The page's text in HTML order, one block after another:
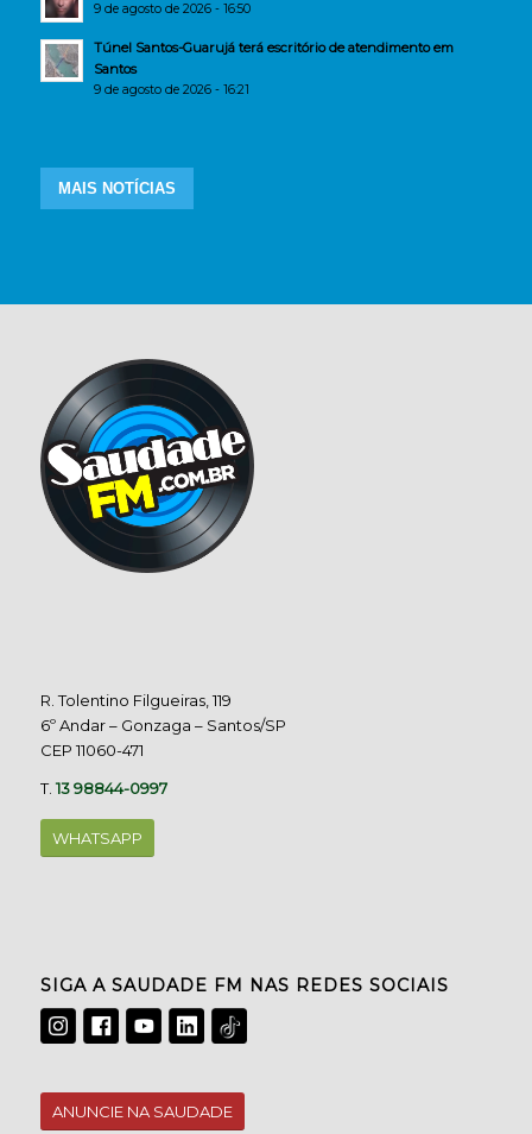
9 de agosto de 2026 - 16:50
Túnel Santos-Guarujá terá escritório de atendimento em
Santos
9 de agosto de 2026 - 16:21
MAIS NOTÍCIAS
R. Tolentino Filgueiras, 119
6º Andar – Gonzaga – Santos/SP
CEP 11060-471
T.13 98844-0997
WHATSAPP
SIGA A SAUDADE FM NAS REDES SOCIAIS
ANUNCIE NA SAUDADE